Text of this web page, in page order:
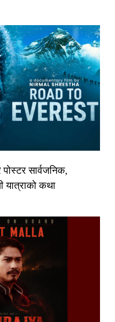
सार्वजनिक,
यात्राको कथा